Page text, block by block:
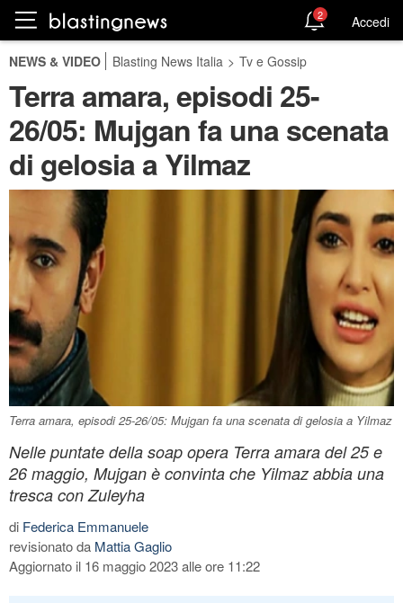
2 Accedi
NEWS & VIDEO Blasting News Italia > Tv e Gossip
Terra amara, episodi 25-
26/05: Mujgan fa una scenata
di gelosia a Yilmaz
Terra amara, episodi 25-26/05: Mujgan fa una scenata di gelosia a Yilmaz
Nelle puntate della soap opera Terra amara del 25 e
26 maggio, Mujgan è convinta che Yilmaz abbia una
tresca con Zuleyha
di Federica Emmanuele
revisionato da Mattia Gaglio
Aggiornato il 16 maggio 2023 alle ore 11:22